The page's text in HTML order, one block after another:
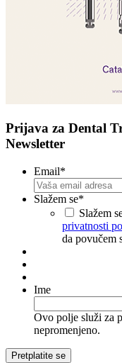
Prijava za Dental
Newsletter
Email*
Slažem se*
Slažem
privatnosti
da povučem
Ime
Ovo polje služi za
nepromenjeno.